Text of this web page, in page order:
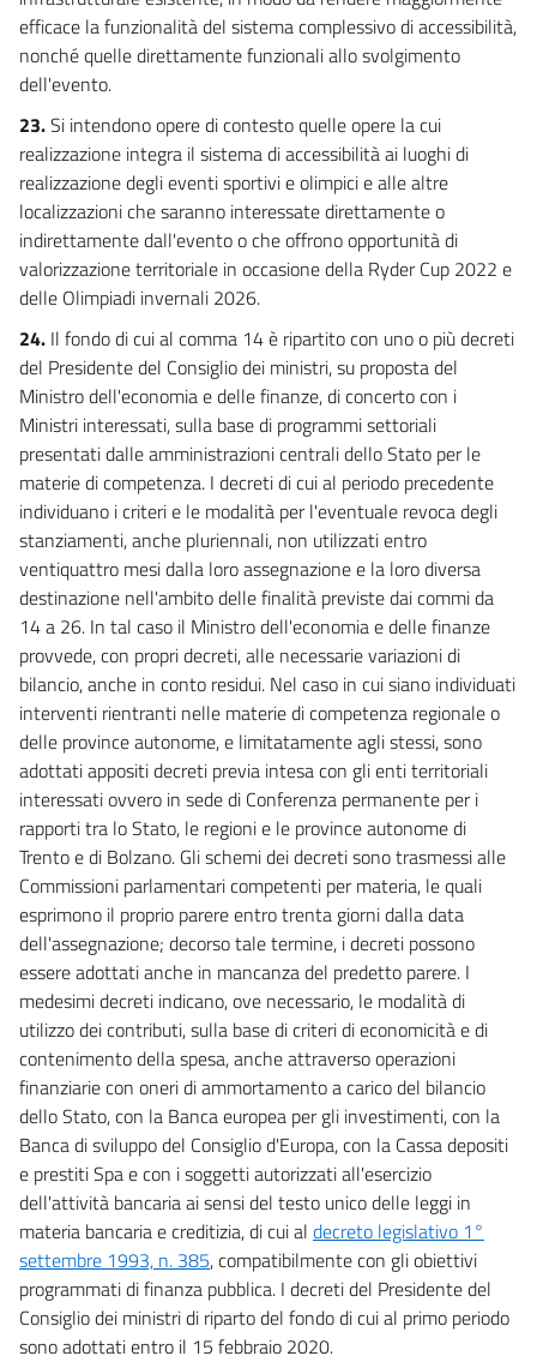
efficace la funzionalità del sistema complessivo di accessibilità,
nonché quelle direttamente funzionali allo svolgimento
dell'evento.
23.Si intendono opere di contesto quelle opere la cui
realizzazione integra il sistema di accessibilità ai luoghi di
realizzazione degli eventi sportivi e olimpici e alle altre
localizzazioni che saranno interessate direttamente o
indirettamente dall'evento o che offrono opportunità di
valorizzazione territoriale in occasione della Ryder Cup 2022 e
delle Olimpiadi invernali 2026.
24. Il fondo di cui al comma 14 è ripartito con uno o più decreti
del Presidente del Consiglio dei ministri, su proposta del
Ministro dell'economia e delle finanze, di concerto con i
Ministri interessati, sulla base di programmi settoriali
presentati dalle amministrazioni centrali dello Stato per le
materie di competenza. I decreti di cui al periodo precedente
individuano i criteri e le modalità per l'eventuale revoca degli
stanziamenti, anche pluriennali, non utilizzati entro
ventiquattro mesi dalla loro assegnazione e la loro diversa
destinazione nell'ambito delle finalità previste dai commi da
14 a 26. In tal caso il Ministro dell'economia e delle finanze
provvede, con propri decreti, alle necessarie variazioni di
bilancio, anche in conto residui. Nel caso in cui siano individuati
interventi rientranti nelle materie di competenza regionale o
delle province autonome, e limitatamente agli stessi, sono
adottati appositi decreti previa intesa con gli enti territoriali
interessati ovvero in sede di Conferenza permanente per i
rapporti tra lo Stato, le regioni e le province autonome di
Trento e di Bolzano. Gli schemi dei decreti sono trasmessi alle
Commissioni parlamentari competenti per materia, le quali
esprimono il proprio parere entro trenta giorni dalla data
dell'assegnazione; decorso tale termine, i decreti possono
essere adottati anche in mancanza del predetto parere. I
medesimi decreti indicano, ove necessario, le modalità di
utilizzo dei contributi, sulla base di criteri di economicità e di
contenimento della spesa, anche attraverso operazioni
finanziarie con oneri di ammortamento a carico del bilancio
dello Stato, con la Banca europea per gli investimenti, con la
Banca di sviluppo del Consiglio d'Europa, con la Cassa depositi
e prestiti Spa e con i soggetti autorizzati all'esercizio
dell'attività bancaria ai sensi del testo unico delle leggi in
materia bancaria e creditizia, di cui al decreto legislativo 1°
settembre 1993, n. 385, compatibilmente con gli obiettivi
programmati di finanza pubblica. I decreti del Presidente del
Consiglio dei ministri di riparto del fondo di cui al primo periodo
sono adottati entro il 15 febbraio 2020.